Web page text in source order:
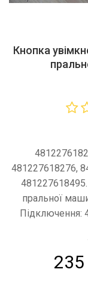
Кнопка
481227618276,
пральної
Підключення:
235